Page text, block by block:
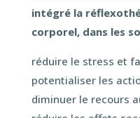
intégré la
corporel, dans les
réduire le stress et
potentialiser les
diminuer le recours